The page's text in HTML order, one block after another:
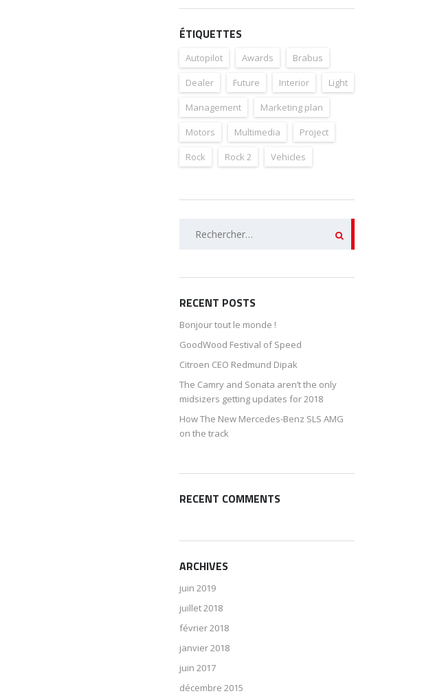
ÉTIQUETTES
Autopilot Awards
Brabus
Dealer
Future Interior
Light
Management
Marketing plan
Motors
Multimedia
Project
Rock
Rock 2 Vehicles
RECENT POSTS
Bonjour tout le monde !
GoodWood Festival of Speed
Citroen CEO Redmund Dipak
The Camry and Sonata aren’t the only
midsizers getting updates for 2018
How The New Mercedes-Benz SLS AMG
on the track
RECENT COMMENTS
ARCHIVES
juin 2019
juillet 2018
février 2018
janvier 2018
juin 2017
décembre 2015